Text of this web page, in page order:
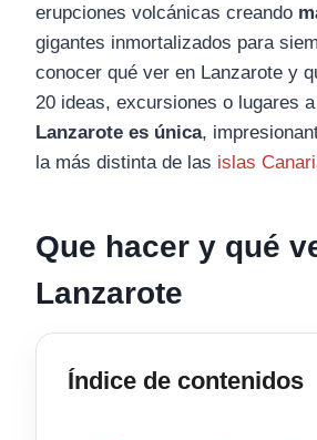
erupciones volcánicas creando
gigantes inmortalizados para
conocer qué ver en Lanzarote y
20 ideas, excursiones o lugares
Lanzarote es única,
la más distinta de las islas
Que hacer y qué
Lanzarote
Índice de contenidos